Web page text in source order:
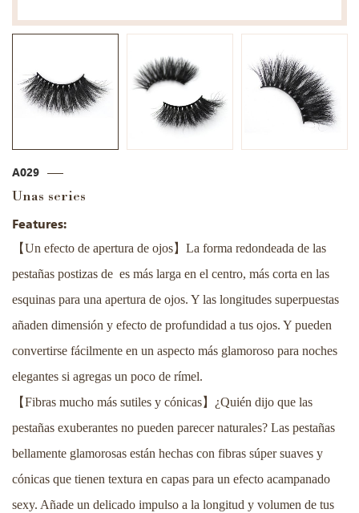
A029
Unas series
Features:
【Un efecto de apertura de ojos】 La forma redondeada de las
pestañas postizas de es más larga en el centro, más corta en las
esquinas para una apertura de ojos. Y las longitudes superpuestas
añaden dimensión y efecto de profundidad a tus ojos. Y pueden
convertirse fácilmente en un aspecto más glamoroso para noches
elegantes si agregas un poco de rímel.
【Fibras mucho más sutiles y cónicas】
¿Quién dijo que las
pestañas exuberantes no pueden parecer naturales? Las pestañas
bellamente glamorosas están hechas con fibras súper suaves y
cónicas que tienen textura en capas para un efecto acampanado
sexy. Añade un delicado impulso a la longitud y volumen de tus